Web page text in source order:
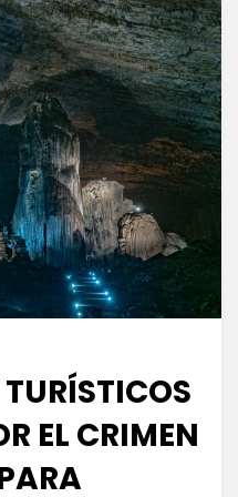
EL CRIMEN